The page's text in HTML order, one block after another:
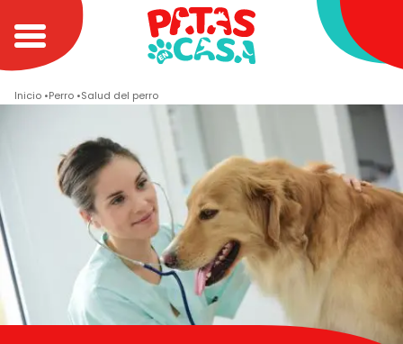
Inicio Perro Salud del perro